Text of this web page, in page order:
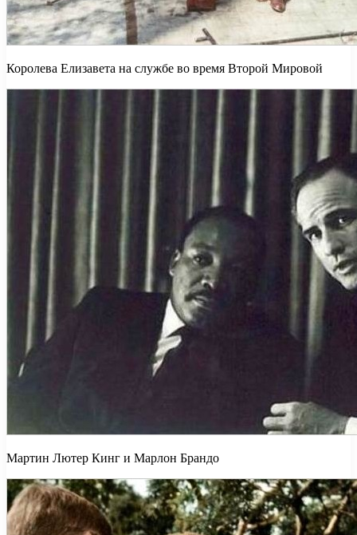
Королева Елизавета на службе во время Второй Мировой
Мартин Лютер Кинг и Марлон Брандо